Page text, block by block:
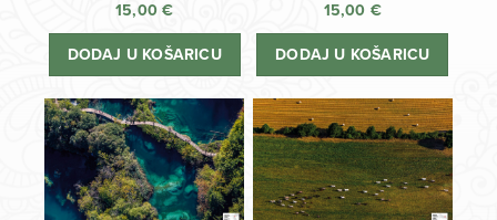
15,00€
DODAJ U KOŠARICU
15,00 €
DODAJ U KOŠARICU